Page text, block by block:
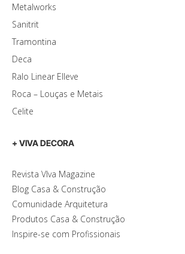
Metalworks
Sanitrit
Tramontina
Deca
Ralo Linear Elleve
Roca – Louças e Metais
Celite
+ VIVA DECORA
Revista VIva Magazine
Blog Casa & Construção
Comunidade Arquitetura
Produtos Casa & Construção
Inspire-se com Profissionais